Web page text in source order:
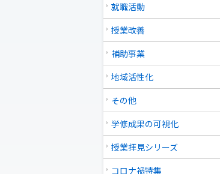
就職活動
授業改善
補助事業
地域活性化
その他
学修成果の可視化
授業拝見シリーズ
コロナ禍特集